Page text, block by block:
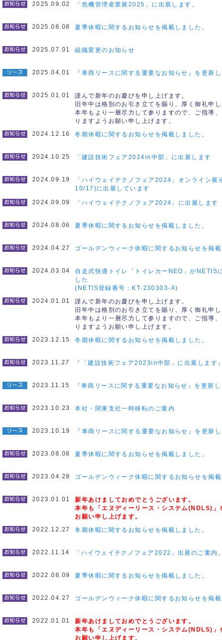
2025.09.02 「危機管理産業展2025」に出展します。
2025.08.08 夏季休暇に関するお知らせを掲載しました。
2025.07.01 組織変更のお知らせ
2025.04.01 『車両リースに関する重要なお知らせ』を更新
2025.01.01
謹んで新年のお慶びを申し上げます。
旧年中は格別のお引き立てを賜り、厚く御礼申
本年もより一層尽力して参りますので、ご指導
りますようお願い申し上げます。
2024.12.16
冬期休暇に関するお知らせを掲載しました。
2024.10.25 「建設技術フェア2024in中部」に出展します
2024.09.19
「ハイウェイテクノフェア2024」オンライン
10/17)に出展しています
2024.09.09
「ハイウェイテクノフェア2024」に出展します
2024.08.06 夏季休暇に関するお知らせを掲載しました。
2024.04.27 ゴールデンウィーク休暇に関するお知らせを掲
2024.03.04
自走式快適トイレ「トイレカーNEO」がNETIS
した
(NETIS登録番号：KT-230303-A)
2024.01.01
謹んで新年のお慶びを申し上げます。
旧年中は格別のお引き立てを賜り、厚く御礼申
本年もより一層尽力して参りますので、ご指導
りますようお願い申し上げます。
2023.12.15
冬期休暇に関するお知らせを掲載しました。
2023.11.27 『「建設技術フェア2023in中部」に出展します
2023.11.15 『車両リースに関する重要なお知らせ』を更新
2023.10.23 本社・関東支社一時移転のご案内
2023.10.19 『車両リースに関する重要なお知らせ』を更新
2023.08.08 夏季休暇に関するお知らせを掲載しました。
2023.04.28 ゴールデンウィーク休暇に関するお知らせを掲
2023.01.01
新年あけましておめでとうございます。
本年も「エヌディーリース・システム(NDLS)」
お願い申し上げます。
2022.12.27
冬期休暇に関するお知らせを掲載しました。
2022.11.14 「ハイウェイテクノフェア2022」出展のご案内
2022.08.09 夏季休暇に関するお知らせを掲載しました。
2022.04.27 ゴールデンウィーク休暇に関するお知らせを掲
2022.01.01
新年あけましておめでとうございます。
本年も「エヌディーリース・システム(NDLS)」
お願い申し上げます。